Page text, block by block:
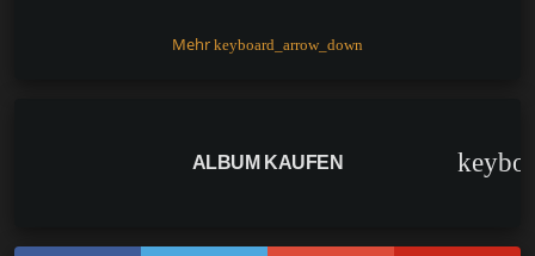
und stellen einfach alles auf Anfang, alles auf „Wir
Mor­gen mehr“ und freuen uns im Hier und Jetzt auf
Mehr keyboard_arrow_down
ALBUM KAUFEN